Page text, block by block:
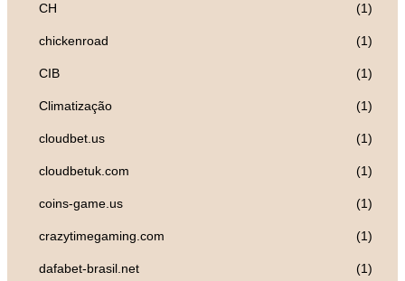
CH (1)
chickenroad (1)
CIB (1)
Climatização (1)
cloudbet.us (1)
cloudbetuk.com (1)
coins-game.us (1)
crazytimegaming.com (1)
dafabet-brasil.net (1)